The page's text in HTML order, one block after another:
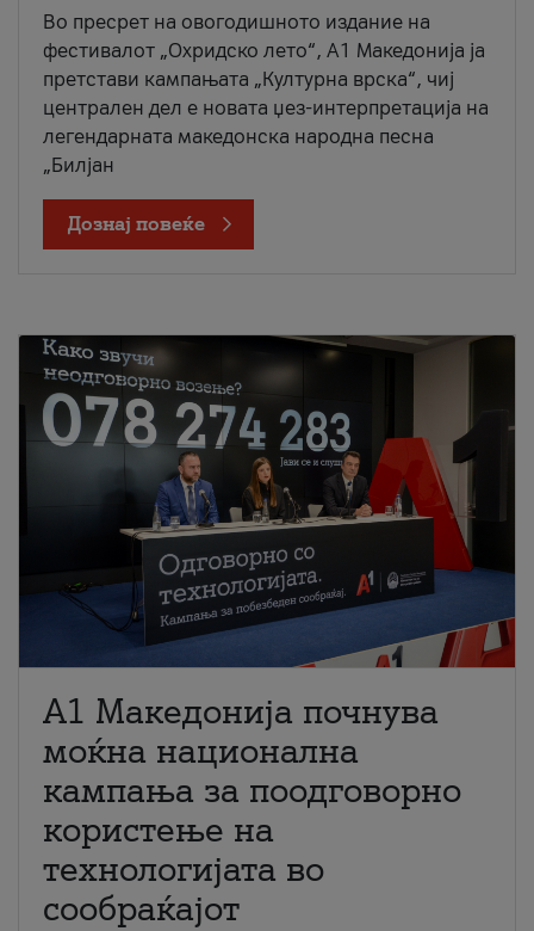
Во пресрет на овогодишното издание на
фестивалот „Охридско лето“, А1 Македонија ја
претстави кампањата „Културна врска“, чиј
централен дел е новата џез-интерпретација на
легендарната македонска народна песна
„Билјан
Дознај повеќе
A1 Македонија почнува
моќна национална
кампања за поодговорно
користење на
технологијата во
сообраќајот